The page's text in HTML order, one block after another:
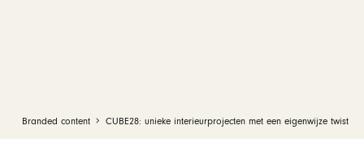
Branded content CUBE28: unieke interieurprojecten met een eigenwijze twist